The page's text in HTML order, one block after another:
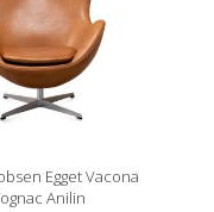
Egget Vacona
Anilin